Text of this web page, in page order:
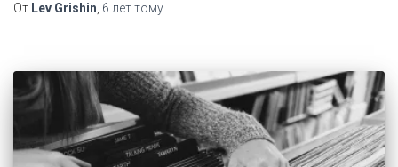
От Lev Grishin, 6 леттому